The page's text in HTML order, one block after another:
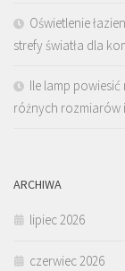
Oświetlenie
strefy światła dla
Ile lamp
różnych rozmiarów
ARCHIWA
lipiec 2026
czerwiec 2026